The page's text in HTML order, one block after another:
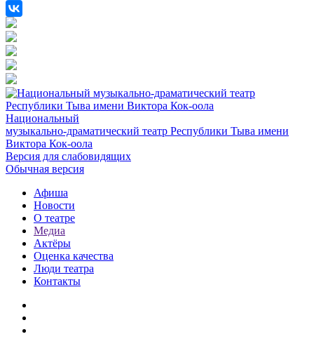
Национальный
музыкально-драматический театр Республики Тыва имени
Виктора Кок-оола
Версия для слабовидящих
Обычная версия
Афиша
Новости
О театре
Медиа
Актёры
Оценка качества
Люди театра
Контакты